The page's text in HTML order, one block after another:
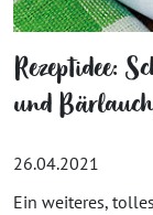
Rezeptidee:
und
26.04.2021
Ein weiteres,